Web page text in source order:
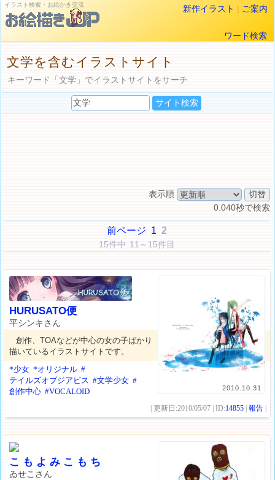
イラスト検索・お絵かき交流 新作イラスト | ご案内
ワード検索
文学を含むイラストサイト
キーワード「文学」でイラストサイトをサーチ
表示順
0.040秒で検索
前ページ 1 2
15件中 11～15件目
2010.10.31
HURUSATO便
平シンキさん
創作、TOAなどが中心の女の子ばかり
描いているイラストサイトです。
*少女 *オリジナル #
テイルズオブジアビス #文学少女 #
創作中心 #VOCALOID
| 更新日:2010/05/07 | ID:14855 |報告
こ も よ み こ も ち
ゐせこさん